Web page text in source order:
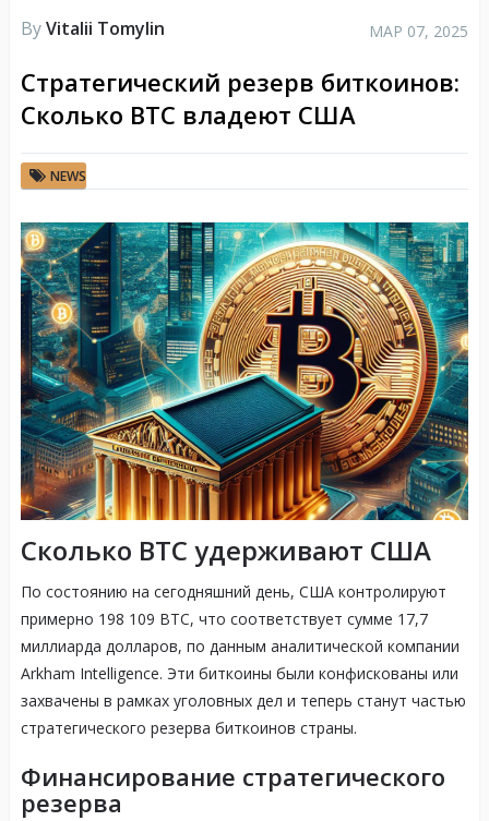
ByVitalii Tomylin МАР 07, 2025
Стратегический резерв биткоинов:
Сколько BTC владеют США
NEWS
Сколько BTC удерживают США
По состоянию на сегодняшний день, США контролируют
примерно 198 109 BTC, что соответствует сумме 17,7
миллиарда долларов, по данным аналитической компании
Arkham Intelligence. Эти биткоины были конфискованы или
захвачены в рамках уголовных дел и теперь станут частью
стратегического резерва биткоинов страны.
Финансирование стратегического
резерва